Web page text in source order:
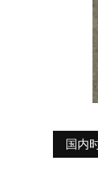
国内